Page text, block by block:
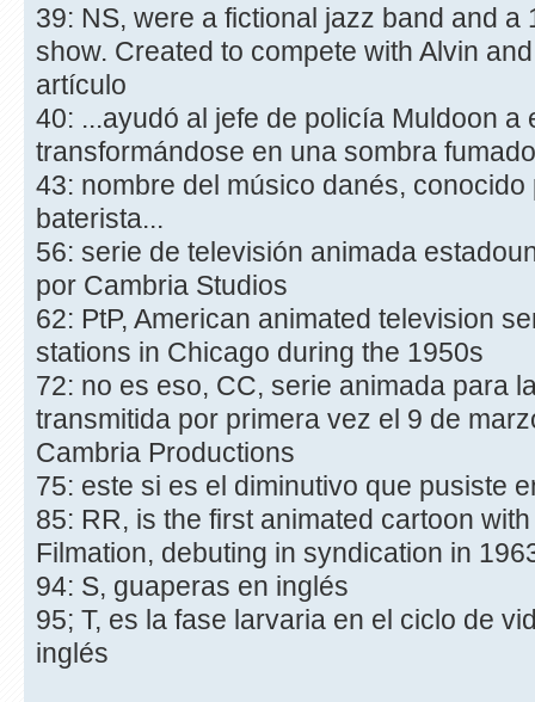
39: NS, were a fictional jazz band and
show. Created to compete with Alvin
artículo
40: ...ayudó al jefe de policía Muldoon
transformándose en una sombra
43: nombre del músico danés,
baterista...
56: serie de televisión animada
por Cambria Studios
62: PtP, American animated television
stations in Chicago during the 1950s
72: no es eso, CC, serie animada para
transmitida por primera vez el 9 de
Cambria Productions
75: este si es el diminutivo que pusiste
85: RR, is the first animated cartoon
Filmation, debuting in syndication in
94: S, guaperas en inglés
95; T, es la fase larvaria en el ciclo de
inglés